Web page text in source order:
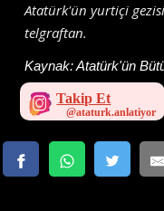
Atatürk'ün yurtiçi
telgraftan.
Kaynak:Atatürk'ün
Takip Et